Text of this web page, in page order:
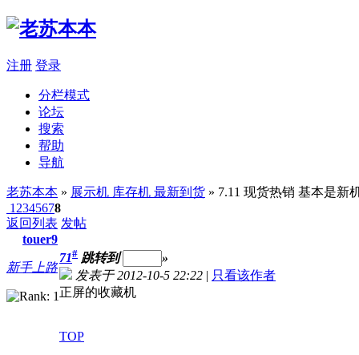
注册 登录
分栏模式
论坛
搜索
帮助
导航
老苏本本 » 展示机 库存机 最新到货 » 7.11 现货热销 基本是新
1 2345678
返回列表 发帖
touer9
新手上路
71# 跳转到
»
发表于 2012-10-5 22:22 | 只看该作者
正屏的收藏机
TOP